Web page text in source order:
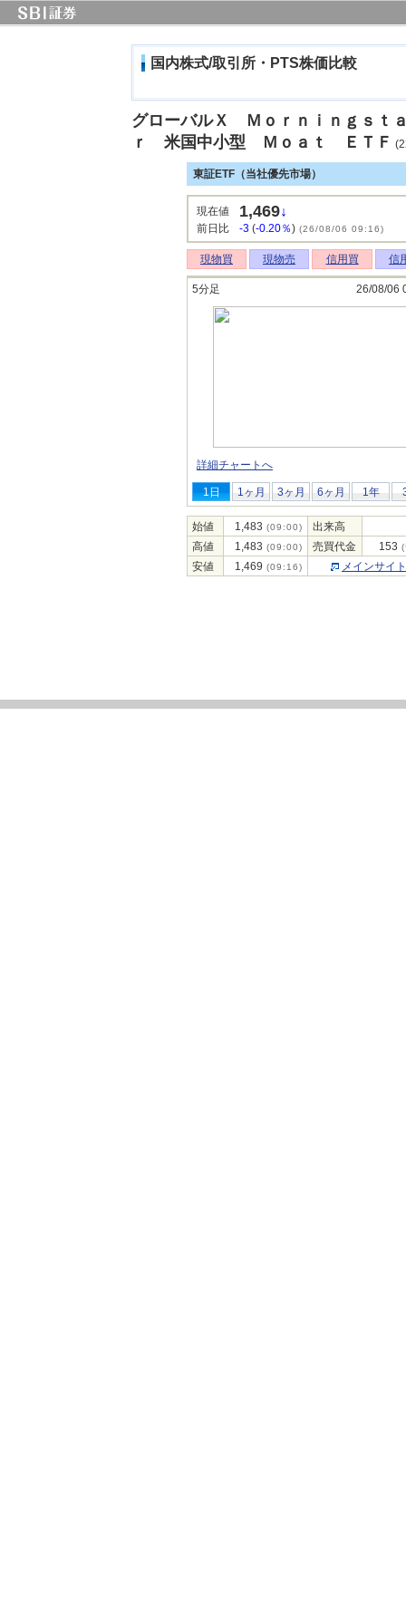
国内株式/取引所・PTS株価比較
グローバルＸ Ｍｏｒｎｉｎｇｓｔ
ｒ 米国中小型 Ｍｏａｔ ＥＴＦ
東証ETF（当社優先市場）
現在値 1,469↓
前日比 -3 (-0.20％) (26/08/06 09:16)
現物買 現物売 信用買 信
5分足 26/08/06
詳細チャートへ
1日 1ヶ月 3ヶ月 6ヶ月 1年
始値 1,483 (09:00)
出来高
高値
1,483 (09:00) 売買代金 153
安値 1,469 (09:16) メインサイ